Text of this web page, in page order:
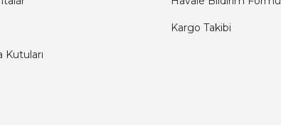
Kutuları
Kargo Takibi